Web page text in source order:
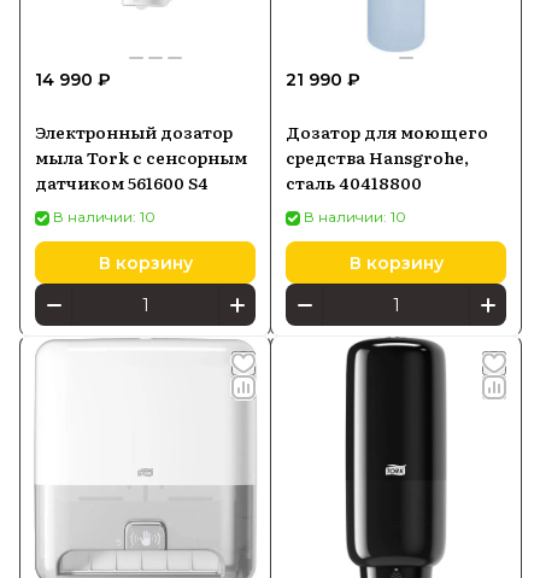
14 990 ₽
Электронный дозатор
мыла Tork с сенсорным
датчиком 561600 S4
В наличии: 10
В корзину
21 990 ₽
Дозатор для моющего
средства Hansgrohe,
сталь 40418800
В наличии: 10
В корзину